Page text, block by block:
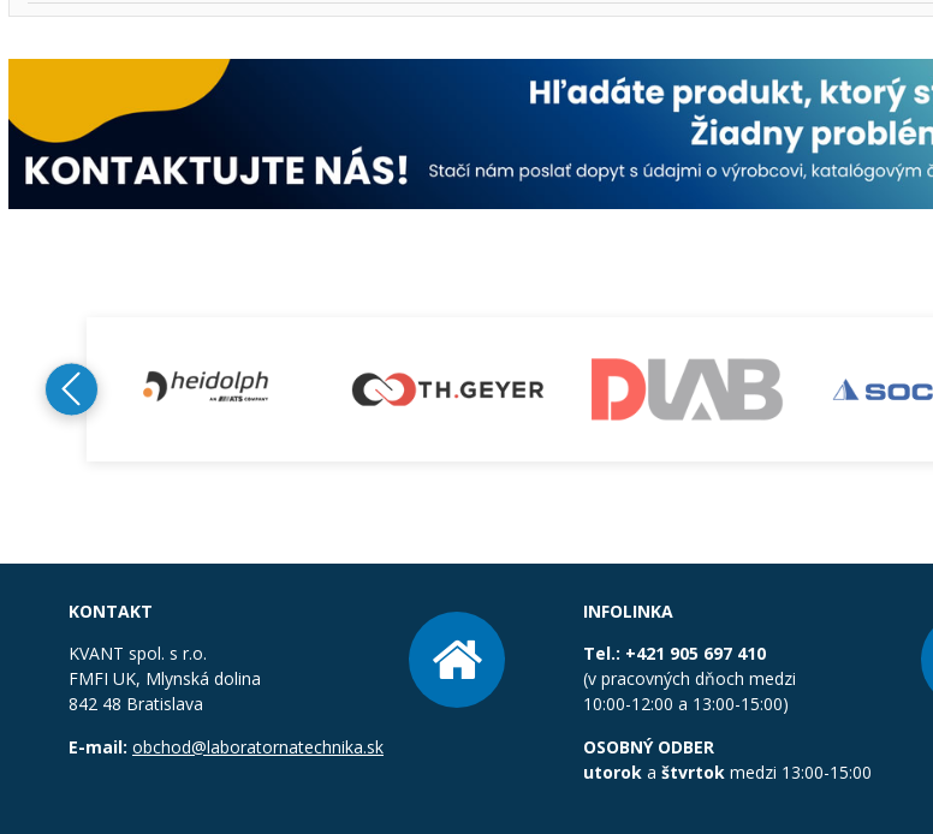
KONTAKT
KVANT spol. s r.o.
FMFI UK, Mlynská dolina
842 48 Bratislava
E-mail: obchod@laboratornatechnika.sk
INFOLINKA
Tel.: +421 905 697 410
(v pracovných dňoch medzi
10:00-12:00 a 13:00-15:00)
OSOBNÝ ODBER
utorok a štvrtok medzi 13:00-15:00